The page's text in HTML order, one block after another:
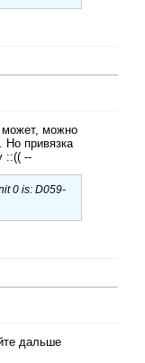
может, можно
Но привязка
::(( --
0 is: D059-
дальше